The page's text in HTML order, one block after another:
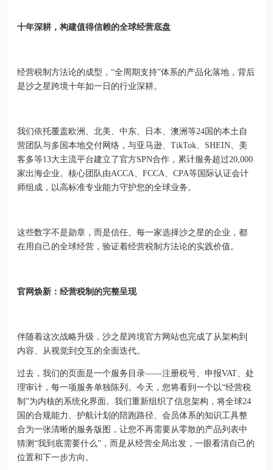
十年深耕，构建值得信赖的全球经营底盘
经营税制方法论的成型，“全周期支持”体系的产品化落地，背后
是沙之星跨境十年如一日的行业深耕。
我们依托覆盖欧洲、北美、中东、日本、澳洲等24国的本土自
营团队与多国本地交付网络，与亚马逊、TikTok、SHEIN、美
客多等13大主流平台建立了官方SPN合作，累计服务超过20,000
家出海企业。核心团队由ACCA、FCCA、CPA等国际认证会计
师组成，以高标准专业能力守护您的全球业务。
这些数字不是勋章，而是信任。每一家选择沙之星的企业，都
在用自己的全球经营，验证着经营税制方法论的实践价值。
官网焕新：经营税制的完整呈现
伴随着这次战略升级，沙之星跨境官方网站也完成了从架构到
内容、从视觉到交互的全面迭代。
过去，我们的页面是一个服务目录——注册税号、申报VAT、处
理审计，每一项服务单独陈列。今天，您将看到一个以“经营税
制”为内核的系统化界面。我们重新组织了信息架构，将全球24
国的合规能力、护航计划的陪跑路径、会员体系的知识工具整
合为一张清晰的服务版图，让您不再需要从零散的产品列表中
猜测“我到底需要什么”，而是从经营全局出发，一眼看清自己的
位置和下一步方向。